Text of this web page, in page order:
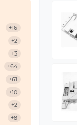
+16
+2
+3
+64
+61
+10
+2
+8